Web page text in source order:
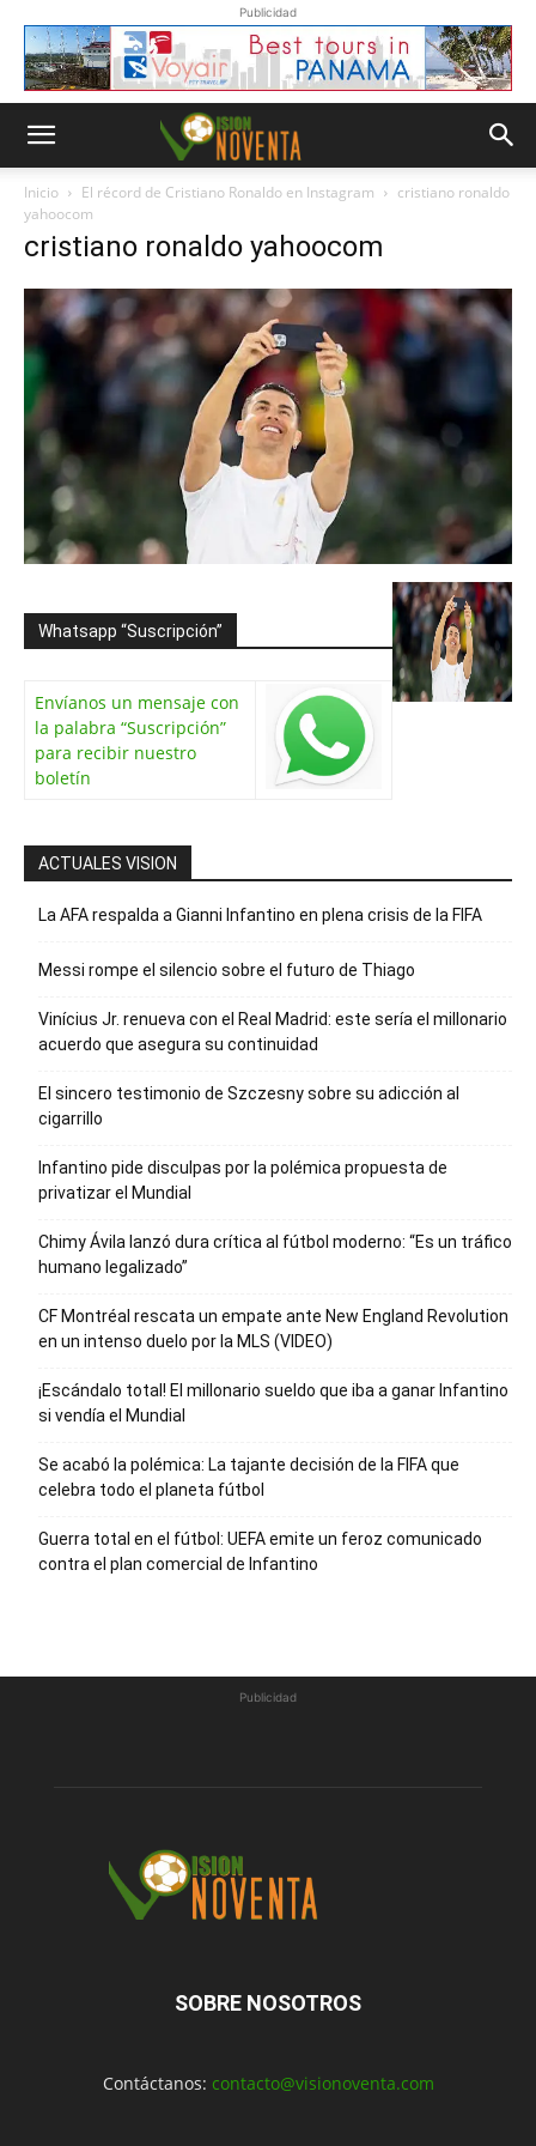
Publicidad
Inicio El récord de Cristiano Ronaldo en Instagram
cristiano ronaldo
yahoocom
cristiano ronaldo yahoocom
Whatsapp “Suscripción”
Envíanos un mensaje con
la palabra “Suscripción”
para recibir nuestro
boletín
ACTUALES VISION
La AFA respalda a Gianni Infantino en plena crisis de la FIFA
Messi rompe el silencio sobre el futuro de Thiago
Vinícius Jr. renueva con el Real Madrid: este sería el millonario
acuerdo que asegura su continuidad
El sincero testimonio de Szczesny sobre su adicción al
cigarrillo
Infantino pide disculpas por la polémica propuesta de
privatizar el Mundial
Chimy Ávila lanzó dura crítica al fútbol moderno: “Es un tráfico
humano legalizado”
CF Montréal rescata un empate ante New England Revolution
en un intenso duelo por la MLS (VIDEO)
¡Escándalo total! El millonario sueldo que iba a ganar Infantino
si vendía el Mundial
Se acabó la polémica: La tajante decisión de la FIFA que
celebra todo el planeta fútbol
Guerra total en el fútbol: UEFA emite un feroz comunicado
contra el plan comercial de Infantino
Publicidad
SOBRE NOSOTROS
Contáctanos: contacto@visionoventa.com